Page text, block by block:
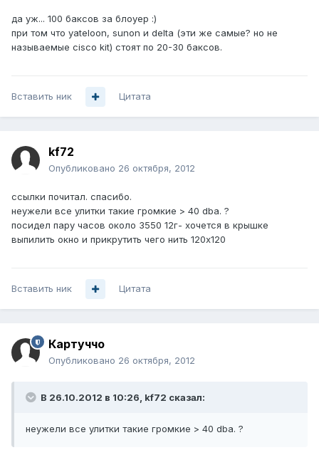
да уж... 100 баксов за блоуер :)
при том что yateloon, sunon и delta (эти же самые? но не
называемые cisco kit) стоят по 20-30 баксов.
Вставить ник Цитата
kf72
Опубликовано 26 октября, 2012
ссылки почитал. спасибо.
неужели все улитки такие громкие > 40 dba. ?
посидел пару часов около 3550 12г- хочется в крышке
выпилить окно и прикрутить чего нить 120х120
Вставить ник Цитата
Картуччо
Опубликовано 26 октября, 2012
В 26.10.2012 в 10:26, kf72 сказал:
неужели все улитки такие громкие > 40 dba. ?